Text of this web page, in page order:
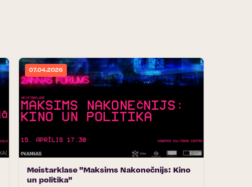
07.04.2026
Meistarklase "Maksims Nakonečnijs: Kino
un politika"